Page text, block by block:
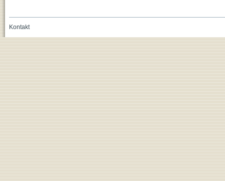
Kontakt